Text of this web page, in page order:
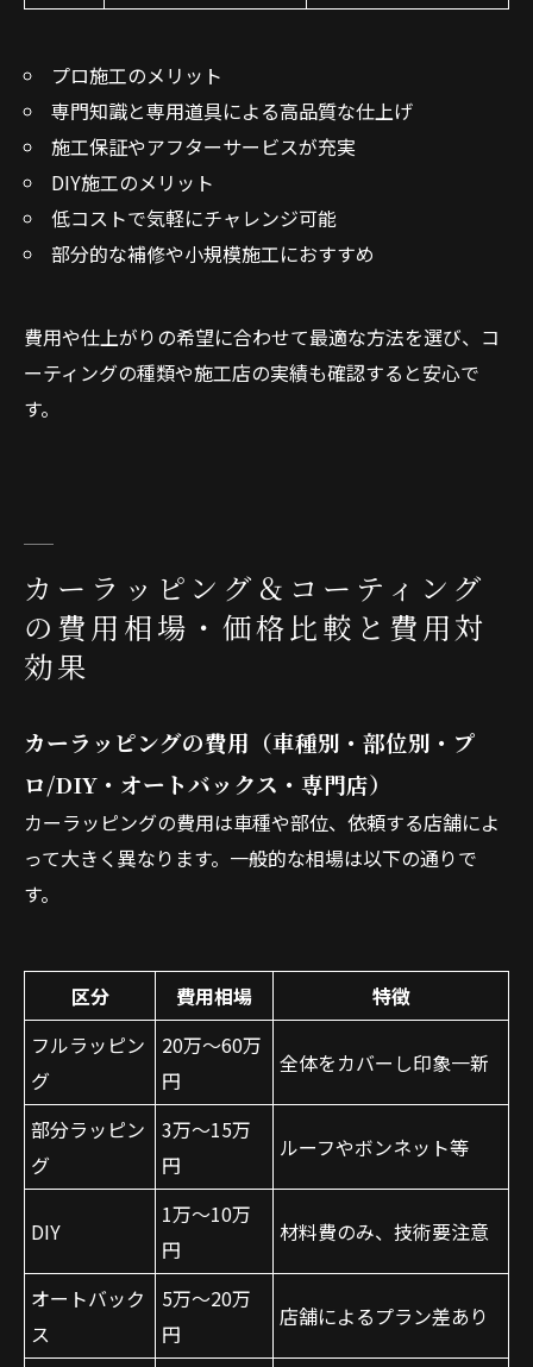
プロ施工のメリット
専門知識と専用道具による高品質な仕上げ
施工保証やアフターサービスが充実
DIY施工のメリット
低コストで気軽にチャレンジ可能
部分的な補修や小規模施工におすすめ
費用や仕上がりの希望に合わせて最適な方法を選び、コ
ーティングの種類や施工店の実績も確認すると安心で
す。
カーラッピング＆コーティング
の費用相場・価格比較と費用対
効果
カーラッピングの費用（車種別・部位別・プ
ロ/DIY・オートバックス・専門店）
カーラッピングの費用は車種や部位、依頼する店舗によ
って大きく異なります。一般的な相場は以下の通りで
す。
区分 費用相場
特徴
フルラッピン
グ
20万～60万
円
全体をカバーし印象一新
部分ラッピン
グ
3万～15万
円
ルーフやボンネット等
DIY
1万～10万
円
材料費のみ、技術要注意
オートバック
ス
5万～20万
円
店舗によるプラン差あり